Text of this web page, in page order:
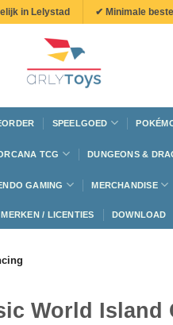
in Lelystad ✔ Minimale
SPEELGOED
TCG DUNGEONS &
GAMING MERCHANDISE
MERKEN / LICENTIES DOWNLOAD
World Island